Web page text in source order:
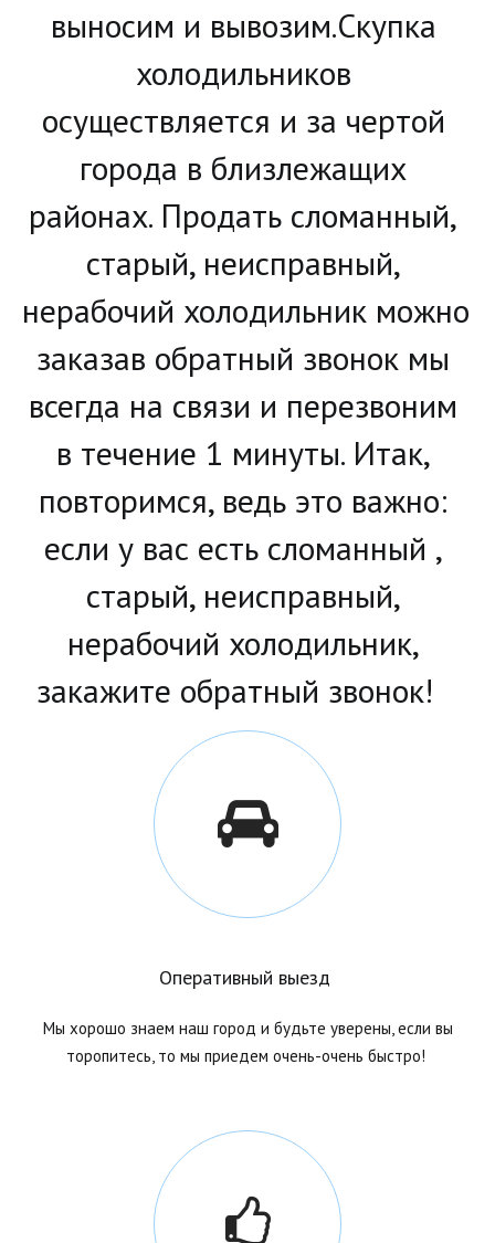
выносим и вывозим.Скупка
холодильников
осуществляется и за чертой
города в близлежащих
районах. Продать сломанный,
старый, неисправный,
нерабочий холодильник можно
заказав обратный звонок мы
всегда на связи и перезвоним
в течение 1 минуты. Итак,
повторимся, ведь это важно:
если у вас есть сломанный ,
старый, неисправный,
нерабочий холодильник,
закажите обратный звонок!
Оперативный выезд
Мы хорошо знаем наш город и будьте уверены, если вы
торопитесь, то мы приедем очень-очень быстро!